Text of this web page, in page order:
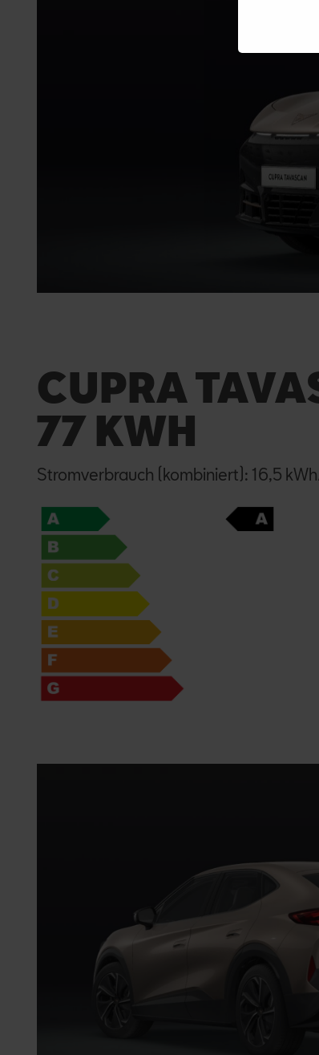
CUPRA
77 KWH
Stromverbrauch (kombiniert): 16,5